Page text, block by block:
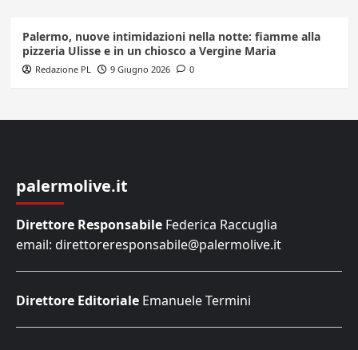
Palermo, nuove intimidazioni nella notte: fiamme alla
pizzeria Ulisse e in un chiosco a Vergine Maria
Redazione PL 9 Giugno 2026 0
palermolive.it
Direttore Responsabile Federica Raccuglia
email: direttoreresponsabile@palermolive.it
Direttore Editoriale Emanuele Termini